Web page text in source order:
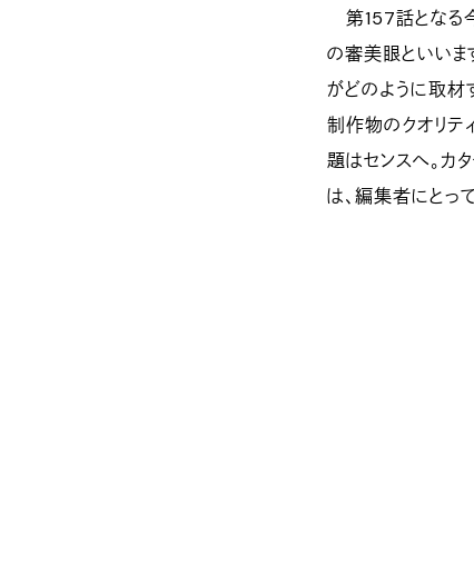
第157話となる今
の審美眼といいま
がどのように取材
制作物のクオリテ
題はセンスへ。カ
は、編集者にとっ